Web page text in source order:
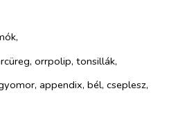
orrpolip, tonsillák,
appendix, bél, cseplesz,